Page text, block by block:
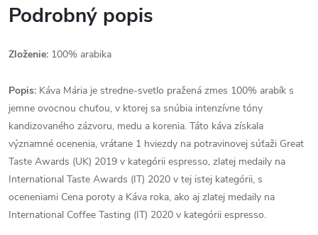
Podrobný popis
Zloženie: 100% arabika
Popis: Káva Mária je stredne-svetlo pražená zmes 100% arabík s
jemne ovocnou chuťou, v ktorej sa snúbia intenzívne tóny
kandizovaného zázvoru, medu a korenia. Táto káva získala
významné ocenenia, vrátane 1 hviezdy na potravinovej súťaži Great
Taste Awards (UK) 2019 v kategórii espresso, zlatej medaily na
International Taste Awards (IT) 2020 v tej istej kategórii, s
oceneniami Cena poroty a Káva roka, ako aj zlatej medaily na
International Coffee Tasting (IT) 2020 v kategórii espresso.